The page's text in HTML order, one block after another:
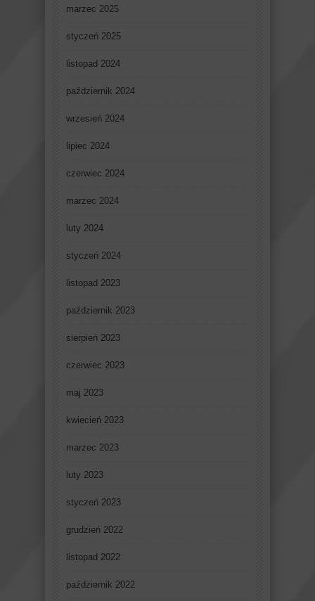
marzec 2025
styczeń 2025
listopad 2024
październik 2024
wrzesień 2024
lipiec 2024
czerwiec 2024
marzec 2024
luty 2024
styczeń 2024
listopad 2023
październik 2023
sierpień 2023
czerwiec 2023
maj 2023
kwiecień 2023
marzec 2023
luty 2023
styczeń 2023
grudzień 2022
listopad 2022
październik 2022